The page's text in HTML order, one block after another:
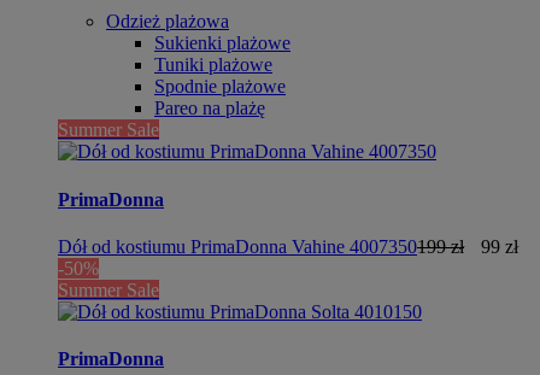
Odzież plażowa
Sukienki plażowe
Tuniki plażowe
Spodnie plażowe
Pareo na plażę
Summer Sale
PrimaDonna
Dół od kostiumu PrimaDonna Vahine 4007350199 zł
99 zł
-50%
Summer Sale
PrimaDonna